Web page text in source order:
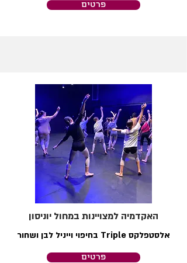
פרטים
האקדמיה למצויינות במחול יוניסון
אלסטפלקס Triple בחיפוי וייניל לבן ושחור
פרטים